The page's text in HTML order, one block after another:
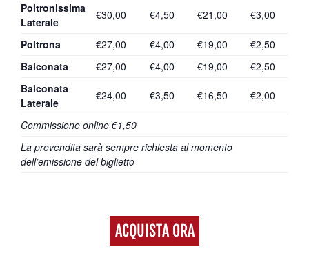
Commissione online €1,50
La prevendita sarà sempre richiesta al momento
dell’emissione del biglietto
Poltronissima
Laterale
€30,00 €4,50 €21,00 €3,00
Poltrona €27,00 €4,00 €19,00
€2,50
Balconata
€27,00 €4,00 €19,00
€2,50
Balconata
Laterale
€24,00 €3,50 €16,50 €2,00
ACQUISTA ORA